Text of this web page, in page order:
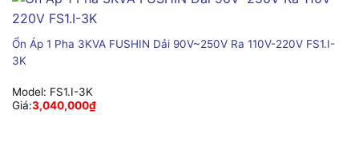
Ổn Áp 1 Pha 3KVA FUSHIN Dải 90V~250V Ra 110V-220V FS1.I-
3K
Model: FS1.I-3K
Giá:3,040,000₫